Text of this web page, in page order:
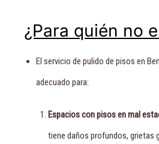
¿Para quién no
El servicio de pulido de pisos en
adecuado para:
Espacios con pisos en mal
tiene daños profundos, grietas